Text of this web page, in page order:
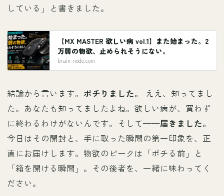
している」と書きました。
【MX MASTER 欲しい病 vol.1】また始まった。2
万弱の物欲、止められそうにない。
brain-node.com
結論から言います。 ポチりました。
ええ、知ってまし
た。あなたも知ってましたよね。欲しい病が、買わず
に終わるわけがないんです。そして——届きました。
今日はその開封と、手に取った瞬間の第一印象を、正
直にお届けします。物欲のピークは「ポチる前」と
「箱を開ける瞬間」。その後者を、一緒に味わってく
ださい。